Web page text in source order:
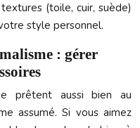
(toile, cuir, suède)
style personnel.
: gérer
prêtent aussi bien au
assumé. Si vous aimez